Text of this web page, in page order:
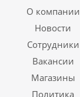
О компании
Новости
Сотрудники
Вакансии
Магазины
Политика